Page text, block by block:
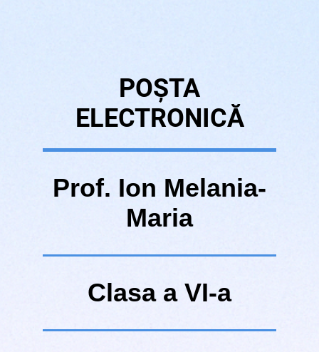
POȘTA
ELECTRONICĂ
Prof. Ion Melania-
Maria
Clasa a VI-a